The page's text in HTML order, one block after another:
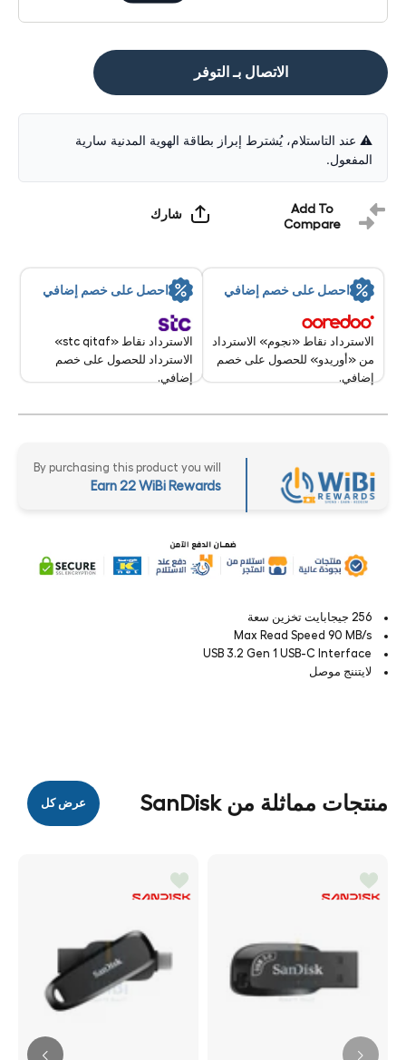
الاتصال بـ التوفر
⚠️ عند التاستلام، يُشترط إبراز بطاقة الهوية المدنية سارية
المفعول.
Add To
Compare
شارك
احصل على خصم إضافي
الاسترداد نقاط «نجوم» الاسترداد
من «أوريدو» للحصول على خصم
إضافي.
احصل على خصم إضافي
الاسترداد نقاط «stc qitaf»
الاسترداد للحصول على خصم
إضافي.
By purchasing this product you will
Earn 22 WiBi Rewards
256 جيجابايت تخزين سعة
Max Read Speed 90 MB/s
USB 3.2 Gen 1 USB-C Interface
لايتننج موصل
منتجات مماثلة من SanDisk عرض كل